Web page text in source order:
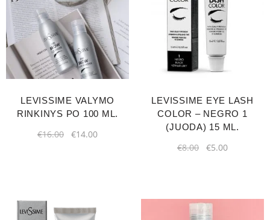
LEVISSIME VALYMO
RINKINYS PO 100 ML.
€16.00 €14.00
LEVISSIME EYE LASH
COLOR – NEGRO 1
(JUODA) 15 ML.
€8.00 €5.00